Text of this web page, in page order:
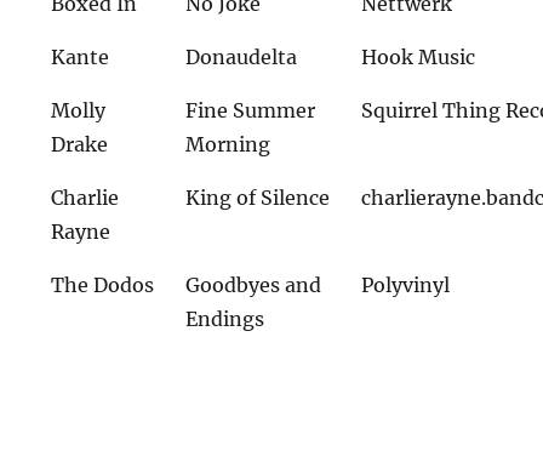
Kante Donaudelta Hook Music
Molly
Drake
Fine Summer
Morning
Squirrel Thing
Charlie
Rayne
King of Silence
The Dodos
Goodbyes and
Endings
Polyvinyl